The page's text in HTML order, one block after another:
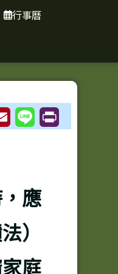
行事曆
⏸
應
）
庭